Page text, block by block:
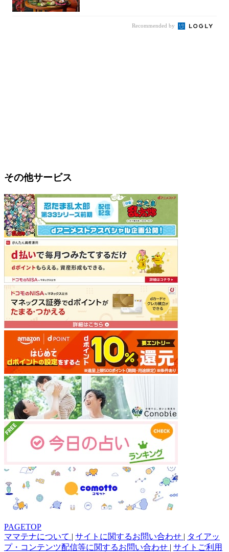
Recommended by
その他サービス
PAGETOP
ママテナについて | サイトに関するお問い合わせ | タイアッ
プ・コンテンツ配信等に関するお問い合わせ | サイトご利用